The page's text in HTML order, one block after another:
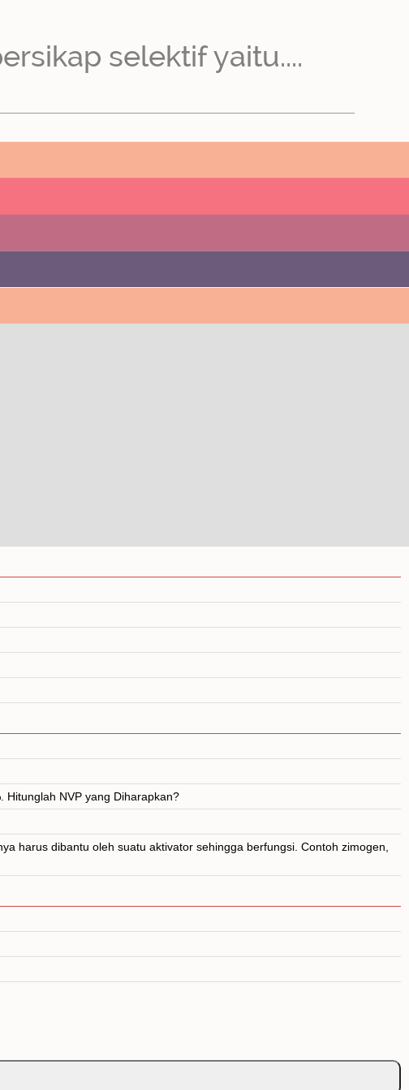
selektif yaitu....
Hitunglah NVP yang Diharapkan?
harus dibantu oleh suatu aktivator sehingga berfungsi. Contoh zimogen,